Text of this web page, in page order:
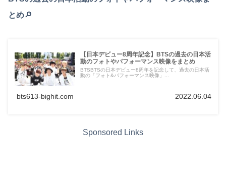
とめ🔎
【日本デビュー8周年記念】BTSの過去の日本活
動のフォトやパフォーマンス映像をまとめ
BTSBTSの日本デビュー8周年を記念して、過去の日本活
動の「フォト&パフォーマンス映像」...
bts613-bighit.com 2022.06.04
Sponsored Links